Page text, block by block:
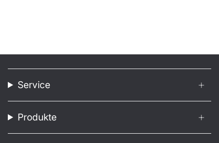
Service
Produkte